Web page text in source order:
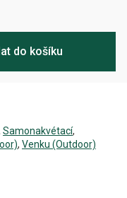
do košíku
Samonakvétací,
, Venku (Outdoor)